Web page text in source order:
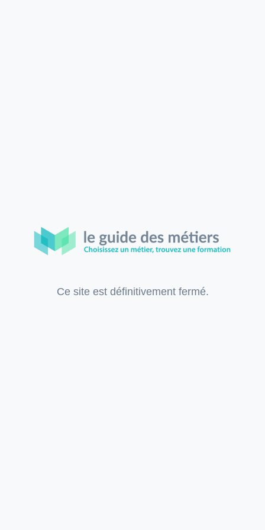
Ce site est définitivement fermé.